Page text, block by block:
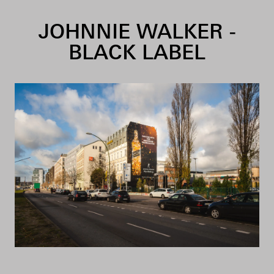
JOHNNIE WALKER -
BLACK LABEL